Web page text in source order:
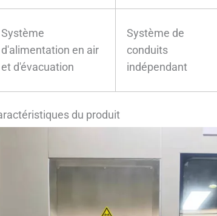
Système
d'alimentation en air
et d'évacuation
Système de
conduits
indépendant
du produit